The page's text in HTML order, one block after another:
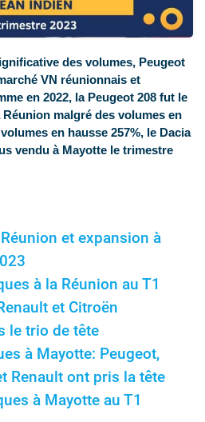
des volumes, Peugeot
VN réunionnais et
en 2022, la Peugeot 208 fut le
malgré des volumes en
en hausse 257%, le Dacia
vendu à Mayotte le trimestre
et expansion à
à la Réunion au T1
et Citroën
le trio de tête
à Mayotte: Peugeot,
Renault ont pris la tête
à Mayotte au T1